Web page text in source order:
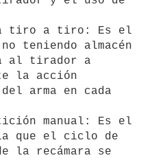
teniendo almacén
al tirador a
la acción
arma en cada
que el ciclo de
la recámara se